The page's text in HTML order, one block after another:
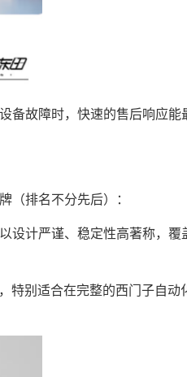
备故障时，快速的售后响应能
排名不分先后）：
设计严谨、稳定性高著称，覆
特别适合在完整的西门子自动